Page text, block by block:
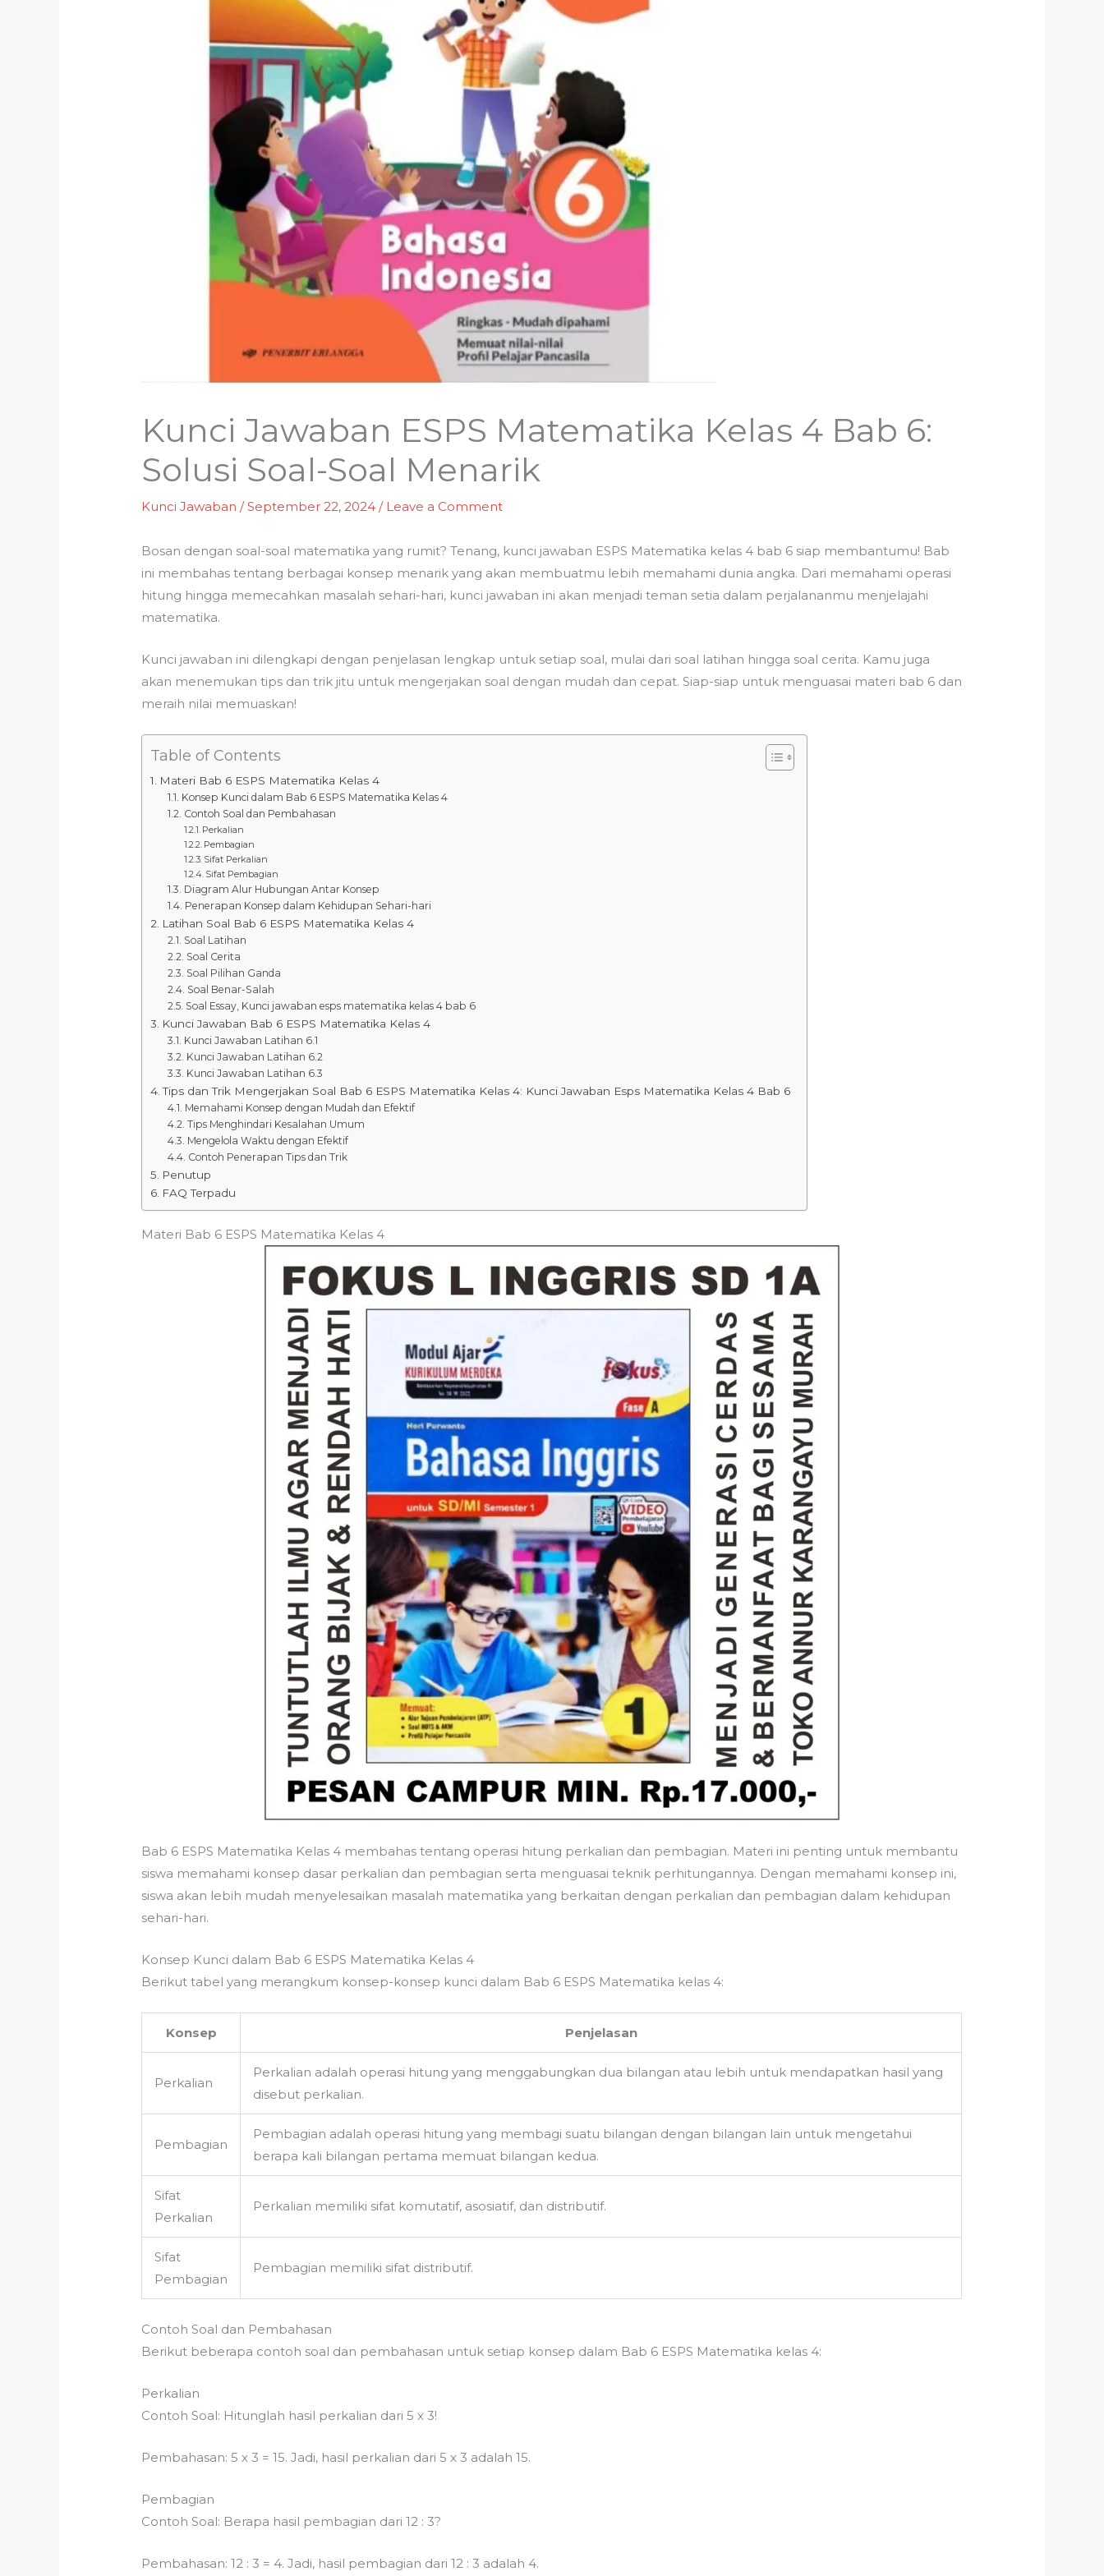
Kunci Jawaban ESPS Matematika Kelas 4 Bab 6:
Solusi Soal-Soal Menarik
Kunci Jawaban /September 22, 2024/ Leave a Comment
Bosan dengan soal-soal matematika yang rumit? Tenang, kunci jawaban ESPS Matematika kelas 4 bab 6 siap membantumu! Bab
ini membahas tentang berbagai konsep menarik yang akan membuatmu lebih memahami dunia angka. Dari memahami operasi
hitung hingga memecahkan masalah sehari-hari, kunci jawaban ini akan menjadi teman setia dalam perjalananmu menjelajahi
matematika.
Kunci jawaban ini dilengkapi dengan penjelasan lengkap untuk setiap soal, mulai dari soal latihan hingga soal cerita. Kamu juga
akan menemukan tips dan trik jitu untuk mengerjakan soal dengan mudah dan cepat. Siap-siap untuk menguasai materi bab 6 dan
meraih nilai memuaskan!
Table of Contents
Materi Bab 6 ESPS Matematika Kelas 4
Konsep Kunci dalam Bab 6 ESPS Matematika Kelas 4
Contoh Soal dan Pembahasan
Perkalian
Pembagian
Sifat Perkalian
Sifat Pembagian
Diagram Alur Hubungan Antar Konsep
Penerapan Konsep dalam Kehidupan Sehari-hari
Latihan Soal Bab 6 ESPS Matematika Kelas 4
Soal Latihan
Soal Cerita
Soal Pilihan Ganda
Soal Benar-Salah
Soal Essay, Kunci jawaban esps matematika kelas 4 bab 6
Kunci Jawaban Bab 6 ESPS Matematika Kelas 4
Kunci Jawaban Latihan 6.1
Kunci Jawaban Latihan 6.2
Kunci Jawaban Latihan 6.3
Tips dan Trik Mengerjakan Soal Bab 6 ESPS Matematika Kelas 4: Kunci Jawaban Esps Matematika Kelas 4 Bab 6
Memahami Konsep dengan Mudah dan Efektif
Tips Menghindari Kesalahan Umum
Mengelola Waktu dengan Efektif
Contoh Penerapan Tips dan Trik
Penutup
FAQ Terpadu
Materi Bab 6 ESPS Matematika Kelas 4
Bab 6 ESPS Matematika Kelas 4 membahas tentang operasi hitung perkalian dan pembagian. Materi ini penting untuk membantu
siswa memahami konsep dasar perkalian dan pembagian serta menguasai teknik perhitungannya. Dengan memahami konsep ini,
siswa akan lebih mudah menyelesaikan masalah matematika yang berkaitan dengan perkalian dan pembagian dalam kehidupan
sehari-hari.
Konsep Kunci dalam Bab 6 ESPS Matematika Kelas 4
Berikut tabel yang merangkum konsep-konsep kunci dalam Bab 6 ESPS Matematika kelas 4:
Konsep Penjelasan
Perkalian
Perkalian adalah operasi hitung yang menggabungkan dua bilangan atau lebih untuk mendapatkan hasil yang
disebut perkalian.
Pembagian
Pembagian adalah operasi hitung yang membagi suatu bilangan dengan bilangan lain untuk mengetahui
berapa kali bilangan pertama memuat bilangan kedua.
Sifat
Perkalian
Perkalian memiliki sifat komutatif, asosiatif, dan distributif.
Sifat
Pembagian
Pembagian memiliki sifat distributif.
Contoh Soal dan Pembahasan
Berikut beberapa contoh soal dan pembahasan untuk setiap konsep dalam Bab 6 ESPS Matematika kelas 4:
Perkalian
Contoh Soal: Hitunglah hasil perkalian dari 5 x 3!
Pembahasan: 5 x 3 = 15. Jadi, hasil perkalian dari 5 x 3 adalah 15.
Pembagian
Contoh Soal: Berapa hasil pembagian dari 12 : 3?
Pembahasan: 12 : 3 = 4. Jadi, hasil pembagian dari 12 : 3 adalah 4.